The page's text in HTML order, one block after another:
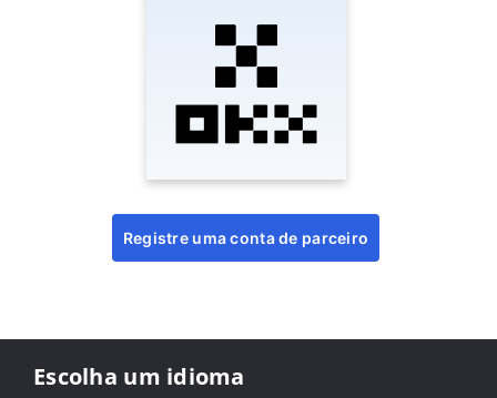
Registre uma conta de parceiro
Escolha um idioma